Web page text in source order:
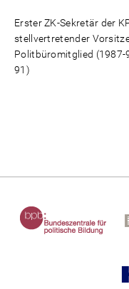
Erster ZK-Sekretär der
stellvertretender
Politbüromitglied
91)